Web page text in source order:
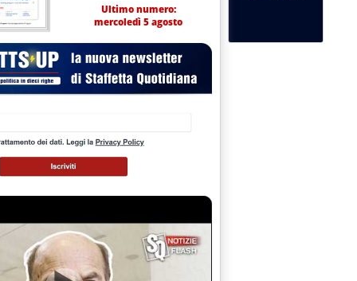
civile'
Ultimo numero:
mercoledì 5 agosto